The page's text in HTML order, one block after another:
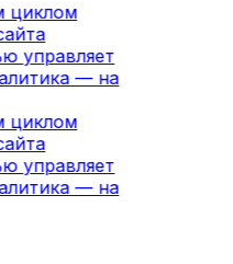
управляет
— на
управляет
— на